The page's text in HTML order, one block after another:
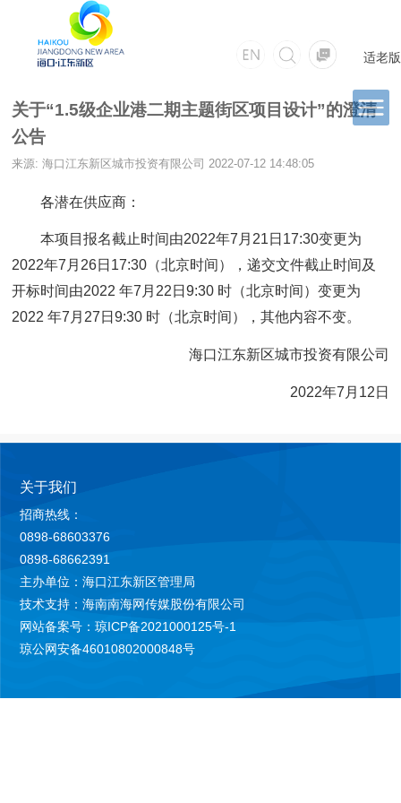
适老版
关于“1.5级企业港二期主题街区项目设计”的澄清
公告
来源: 海口江东新区城市投资有限公司2022-07-12 14:48:05
各潜在供应商：
本项目报名截止时间由2022年7月21日17:30变更为
2022年7月26日17:30（北京时间），递交文件截止时间及
开标时间由2022 年7月22日9:30 时（北京时间）变更为
2022 年7月27日9:30 时（北京时间），其他内容不变。
海口江东新区城市投资有限公司
2022年7月12日
关于我们
招商热线：
0898-68603376
0898-68662391
主办单位：海口江东新区管理局
技术支持：海南南海网传媒股份有限公司
网站备案号：琼ICP备2021000125号-1
琼公网安备46010802000848号